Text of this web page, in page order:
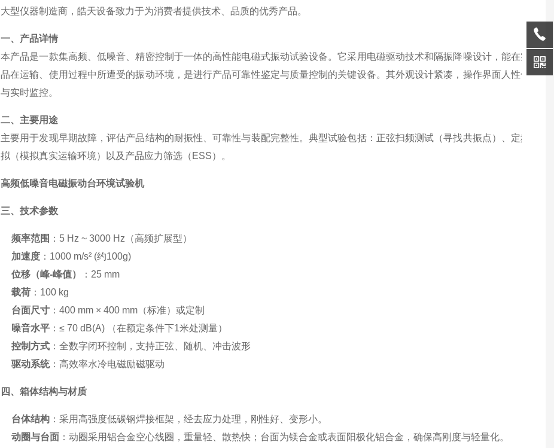
大型仪器制造商，皓天设备致力于为消费者提供技术、品质的优秀产品。
一、产品详情
本产品是一款集高频、低噪音、精密控制于一体的高性能电磁式振动试验设备。它采用电磁驱动技术和隔振降噪设计，能在实验室
品在运输、使用过程中所遭受的振动环境，是进行产品可靠性鉴定与质量控制的关键设备。其外观设计紧凑，操作界面人性化，支
与实时监控。
二、主要用途
主要用于发现早期故障，评估产品结构的耐振性、可靠性与装配完整性。典型试验包括：正弦扫频测试（寻找共振点）、定频耐久
拟（模拟真实运输环境）以及产品应力筛选（ESS）。
高频低噪音电磁振动台环境试验机
三、技术参数
频率范围 ：5 Hz ~ 3000 Hz（高频扩展型）
加速度 ：1000 m/s² (约100g)
位移（峰-峰值）
：25 mm
载荷 ：100 kg
台面尺寸 ：400 mm × 400 mm（标准）或定制
噪音水平 ：≤ 70 dB(A) （在额定条件下1米处测量）
控制方式 ：全数字闭环控制，支持正弦、随机、冲击波形
驱动系统：高效率水冷电磁励磁驱动
四、箱体结构与材质
台体结构 ：采用高强度低碳钢焊接框架，经去应力处理，刚性好、变形小。
动圈与台面 ：动圈采用铝合金空心线圈，重量轻、散热快；台面为镁合金或表面阳极化铝合金，确保高刚度与轻量化。